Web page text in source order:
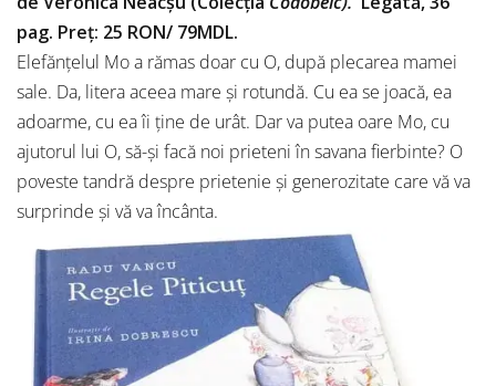
pag. Preț: 25 RON/ 79MDL.
Elefănțelul Mo a rămas doar cu O, după plecarea mamei
sale. Da, litera aceea mare și rotundă. Cu ea se joacă, ea
adoarme, cu ea îi ține de urât. Dar va putea oare Mo, cu
ajutorul lui O, să-și facă noi prieteni în savana fierbinte? O
poveste tandră despre prietenie și generozitate care vă va
surprinde și vă va încânta.